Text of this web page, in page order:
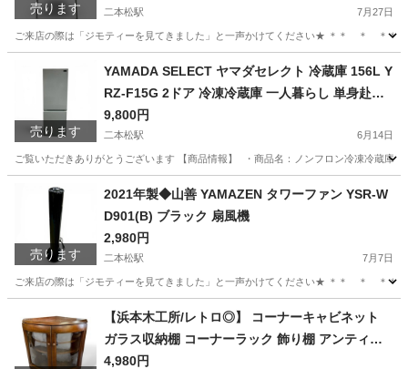
売ります 二本松駅 7月27日
ご来店の際は「ジモティーを見てきました」と一声かけてください★ ＊＊ ＊ ＊＊
カルテル
売ります
YAMADA SELECT ヤマダセレクト 冷蔵庫 156L Y
RZ-F15G 2ドア 冷凍冷蔵庫 一人暮らし 単身赴任
新生活向け ホワイト系 2019年製
9,800円
二本松駅 6月14日
ご覧いただきありがとうございます 【商品情報】 ・商品名：ノンフロン冷凍冷蔵
二本松駅 キッチン家電 SELECT
売ります
2021年製◆山善 YAMAZEN タワーファン YSR-W
D901(B) ブラック 扇風機
2,980円
二本松駅 7月7日
ご来店の際は「ジモティーを見てきました」と一声かけてください★ ＊＊ ＊ ＊＊
二本松駅 季節、空調家電 YSR
【浜本木工所/レトロ◎】 コーナーキャビネット
ガラス収納棚 コーナーラック 飾り棚 アンティー
ク家具
4,980円